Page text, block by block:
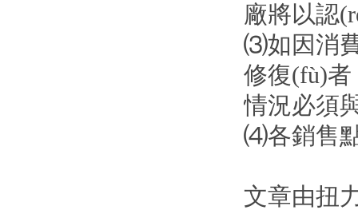
廠將以認
⑶如因消費
修復(fù)者
情況必須與
⑷各銷售
文章由扭